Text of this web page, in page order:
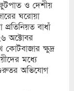
ফুটপাত ও দেশীয়
ঘরোয়া
বাধাঁ
অক্টোবর
কোটবাজার ক্ষুদ্র
মধ্যে
গুরুতর অভিযোগ